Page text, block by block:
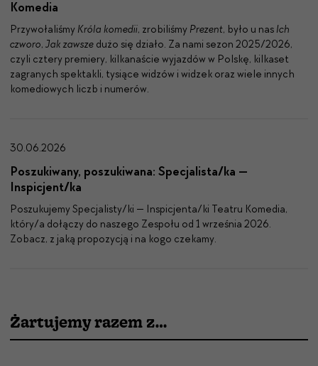
Komedia
Przy­wołal­iśmy Króla komedii, zro­bil­iśmy Prezent, było u nas Ich
czworo, Jak zawsze dużo się dzi­ało. Za nami sezon 2025/2026,
czyli cztery pre­miery, kilka­naś­cie wyjazdów w Pol­skę, kilka­set
zagranych spek­tak­li, tysiące widzów i widzek oraz wiele innych
kome­diowych liczb i numerów.
30.06.2026
Poszukiwany, poszukiwana: Specjalista/ka —
Inspicjent/ka
Poszuku­je­my Specjalisty/ki — Inspicjenta/ki Teatru Kome­dia,
który/a dołączy do naszego Zespołu od 1 wrześ­nia 2026.
Zobacz, z jaką propozy­cją i na kogo czekamy.
Żartujemy razem z…